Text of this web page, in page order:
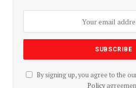
By signing up, you agree to the
Policy